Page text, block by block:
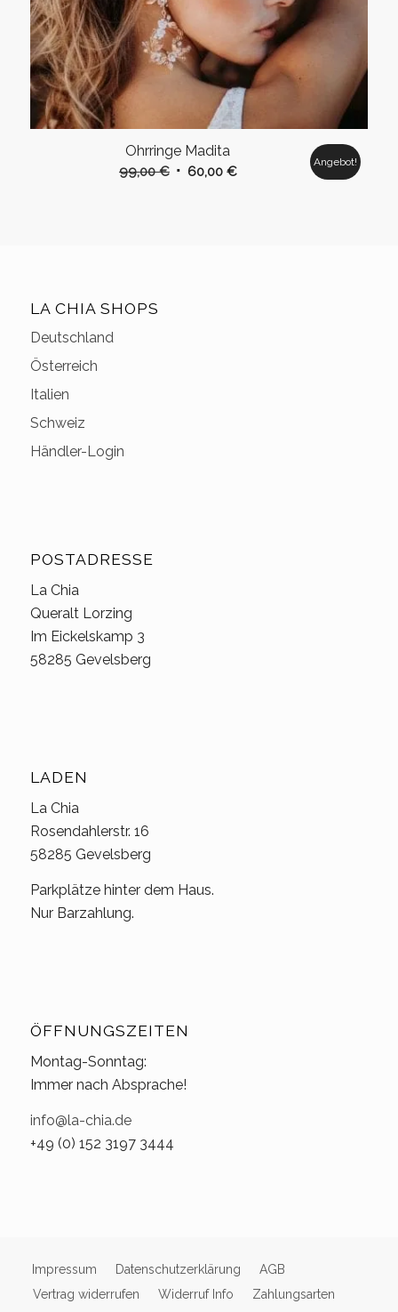
Ohrringe Madita
99,00€ Ursprünglicher
60,00 €Aktueller
Angebot!
LA CHIA SHOPS
Deutschland
Österreich
Italien
Schweiz
Händler-Login
POSTADRESSE
La Chia
Queralt Lorzing
Im Eickelskamp 3
58285 Gevelsberg
LADEN
La Chia
Rosendahlerstr. 16
58285 Gevelsberg
Parkplätze hinter dem Haus.
Nur Barzahlung.
ÖFFNUNGSZEITEN
Montag-Sonntag:
Immer nach Absprache!
info@la-chia.de
+49 (0) 152 3197 3444
Impressum Datenschutzerklärung
AGB
Vertrag widerrufen
Widerruf Info Zahlungsarten